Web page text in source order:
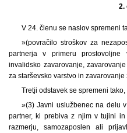
2.
V 24. členu se naslov spremeni
»(povračilo stroškov za
partnerja v primeru
invalidsko zavarovanje,
za starševsko varstvo in
Tretji odstavek se spremeni
»(3) Javni uslužbenec na delu
partner, ki prebiva z njim v tujini
razmerju, samozaposlen ali